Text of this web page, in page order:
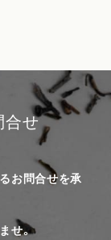
合せ
お問合せを承
せ。